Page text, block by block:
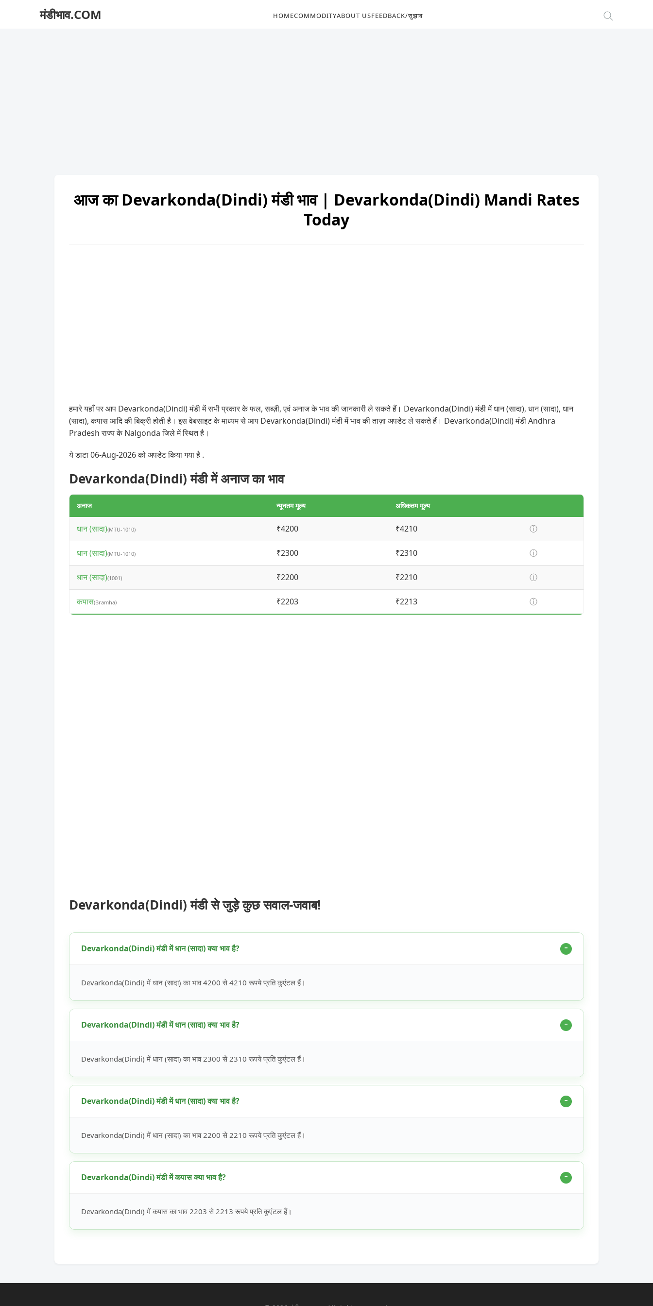
मंडीभाव.COM HOMECOMMODITYABOUT USFEEDBACK/सुझाव
आज का Devarkonda(Dindi) मंडी भाव | Devarkonda(Dindi) Mandi Rates
Today
हमारे यहाँ पर आप Devarkonda(Dindi) मंडी में सभी प्रकार के फल, सब्ज़ी, एवं अनाज के भाव की जानकारी ले सकते हैं। Devarkonda(Dindi) मंडी में धान (सादा), धान (सादा), धान
(सादा), कपास आदि की बिक्री होती है। इस वेबसाइट के माध्यम से आप Devarkonda(Dindi) मंडी में भाव की ताज़ा अपडेट ले सकते हैं। Devarkonda(Dindi) मंडी Andhra
Pradesh राज्य के Nalgonda जिले में स्थित है।
ये डाटा 06-Aug-2026 को अपडेट किया गया है .
Devarkonda(Dindi) मंडी में अनाज का भाव
अनाज न्यूनतम मूल्य अधिकतम मूल्य
धान (सादा)(MTU-1010) ₹4200 ₹4210 ⓘ
धान (सादा)(MTU-1010) ₹2300 ₹2310 ⓘ
धान (सादा)(1001) ₹2200 ₹2210 ⓘ
कपास(Bramha) ₹2203 ₹2213 ⓘ
Devarkonda(Dindi) मंडी से जुड़े कुछ सवाल-जवाब!
Devarkonda(Dindi) मंडी में धान (सादा) क्या भाव है?
Devarkonda(Dindi) में धान (सादा) का भाव 4200 से 4210 रूपये प्रति कुएंटल हैं।
Devarkonda(Dindi) मंडी में धान (सादा) क्या भाव है?
Devarkonda(Dindi) में धान (सादा) का भाव 2300 से 2310 रूपये प्रति कुएंटल हैं।
Devarkonda(Dindi) मंडी में धान (सादा) क्या भाव है?
Devarkonda(Dindi) में धान (सादा) का भाव 2200 से 2210 रूपये प्रति कुएंटल हैं।
Devarkonda(Dindi) मंडी में कपास क्या भाव है?
Devarkonda(Dindi) में कपास का भाव 2203 से 2213 रूपये प्रति कुएंटल हैं।